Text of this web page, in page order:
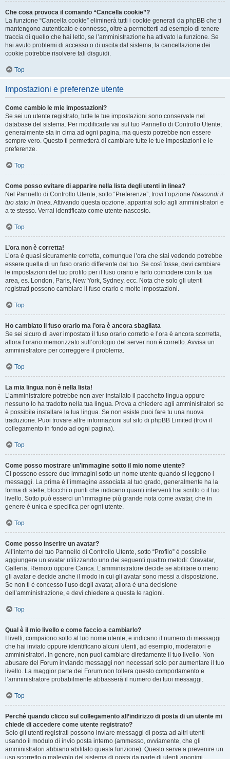
Che cosa provoca il comando “Cancella cookie”?
La funzione “Cancella cookie” eliminerà tutti i cookie generati da phpBB che ti
mantengono autenticato e connesso, oltre a permetterti ad esempio di tenere
traccia di quello che hai letto, se l’amministrazione ha attivato la funzione. Se
hai avuto problemi di accesso o di uscita dal sistema, la cancellazione dei
cookie potrebbe risolvere tali disguidi.
Top
Impostazioni e preferenze utente
Come cambio le mie impostazioni?
Se sei un utente registrato, tutte le tue impostazioni sono conservate nel
database del sistema. Per modificarle vai sul tuo Pannello di Controllo Utente;
generalmente sta in cima ad ogni pagina, ma questo potrebbe non essere
sempre vero. Questo ti permetterà di cambiare tutte le tue impostazioni e le
preferenze.
Top
Come posso evitare di apparire nella lista degli utenti in linea?
Nel Pannello di Controllo Utente, sotto “Preferenze”, trovi l’opzione Nascondi il
tuo stato in linea. Attivando questa opzione, apparirai solo agli amministratori e
a te stesso. Verrai identificato come utente nascosto.
Top
L’ora non è corretta!
L’ora è quasi sicuramente corretta, comunque l’ora che stai vedendo potrebbe
essere quella di un fuso orario differente dal tuo. Se così fosse, devi cambiare
le impostazioni del tuo profilo per il fuso orario e farlo coincidere con la tua
area, es. London, Paris, New York, Sydney, ecc. Nota che solo gli utenti
registrati possono cambiare il fuso orario e molte impostazioni.
Top
Ho cambiato il fuso orario ma l’ora è ancora sbagliata
Se sei sicuro di aver impostato il fuso orario corretto e l’ora è ancora scorretta,
allora l’orario memorizzato sull’orologio del server non è corretto. Avvisa un
amministratore per correggere il problema.
Top
La mia lingua non è nella lista!
L’amministratore potrebbe non aver installato il pacchetto lingua oppure
nessuno lo ha tradotto nella tua lingua. Prova a chiedere agli amministratori se
è possibile installare la tua lingua. Se non esiste puoi fare tu una nuova
traduzione. Puoi trovare altre informazioni sul sito di phpBB Limited (trovi il
collegamento in fondo ad ogni pagina).
Top
Come posso mostrare un’immagine sotto il mio nome utente?
Ci possono essere due immagini sotto un nome utente quando si leggono i
messaggi. La prima è l’immagine associata al tuo grado, generalmente ha la
forma di stelle, blocchi o punti che indicano quanti interventi hai scritto o il tuo
livello. Sotto può esserci un’immagine più grande nota come avatar, che in
genere è unica e specifica per ogni utente.
Top
Come posso inserire un avatar?
All’interno del tuo Pannello di Controllo Utente, sotto “Profilo” è possibile
aggiungere un avatar utilizzando uno dei seguenti quattro metodi: Gravatar,
Galleria, Remoto oppure Carica. L’amministratore decide se abilitare o meno
gli avatar e decide anche il modo in cui gli avatar sono messi a disposizione.
Se non ti è concesso l’uso degli avatar, allora è una decisione
dell’amministrazione, e devi chiedere a questa le ragioni.
Top
Qual è il mio livello e come faccio a cambiarlo?
I livelli, compaiono sotto al tuo nome utente, e indicano il numero di messaggi
che hai inviato oppure identificano alcuni utenti, ad esempio, moderatori e
amministratori. In genere, non puoi cambiare direttamente il tuo livello. Non
abusare del Forum inviando messaggi non necessari solo per aumentare il tuo
livello. La maggior parte dei Forum non tollera questo comportamento e
l’amministratore probabilmente abbasserà il numero dei tuoi messaggi.
Top
Perché quando clicco sul collegamento all’indirizzo di posta di un utente mi
chiede di accedere come utente registrato?
Solo gli utenti registrati possono inviare messaggi di posta ad altri utenti
usando il modulo di invio posta interno (ammesso, ovviamente, che gli
amministratori abbiano abilitato questa funzione). Questo serve a prevenire un
uso scorretto o malevolo del sistema di posta da parte di utenti anonimi.